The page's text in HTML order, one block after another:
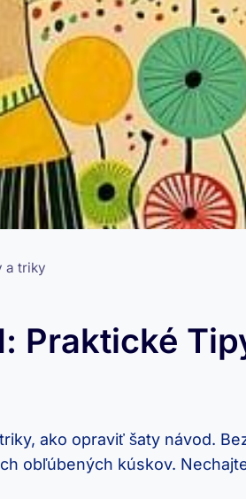
a triky
Praktické
ako opraviť⁣ šaty návod.
obľúbených kúskov.⁣